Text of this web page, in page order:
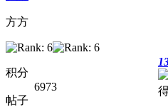
方方
积分
6973
帖子